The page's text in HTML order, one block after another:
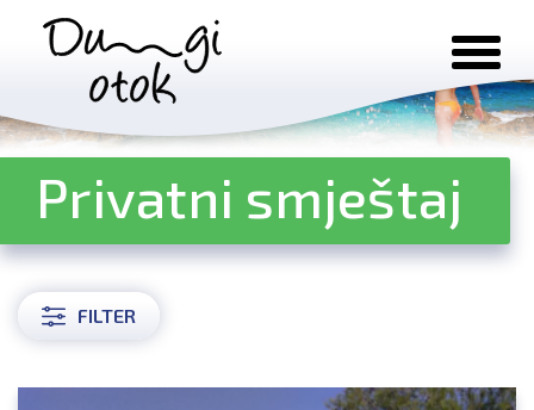
Preskoči na sadržaj
Privatni smještaj
FILTER